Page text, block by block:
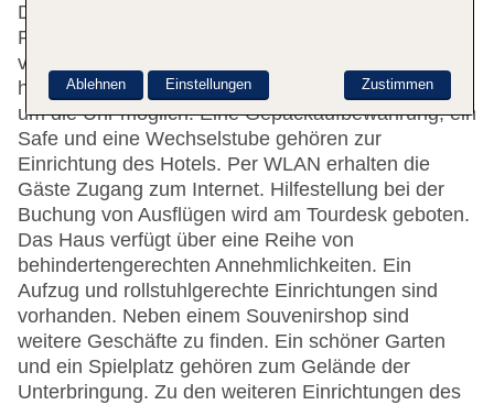
Doppelzimmer verbringen. An der 24-Stunden-
Rezeption im Empfangsbereich werden die Gäste
vom englisch- und französischsprachigen Personal
herzlich begrüßt. Das Ein- und Auschecken ist rund
um die Uhr möglich. Eine Gepäckaufbewahrung, ein
Safe und eine Wechselstube gehören zur
Einrichtung des Hotels. Per WLAN erhalten die
Gäste Zugang zum Internet. Hilfestellung bei der
Buchung von Ausflügen wird am Tourdesk geboten.
Das Haus verfügt über eine Reihe von
behindertengerechten Annehmlichkeiten. Ein
Aufzug und rollstuhlgerechte Einrichtungen sind
vorhanden. Neben einem Souvenirshop sind
weitere Geschäfte zu finden. Ein schöner Garten
und ein Spielplatz gehören zum Gelände der
Unterbringung. Zu den weiteren Einrichtungen des
Zustimmen
Ablehnen Einstellungen